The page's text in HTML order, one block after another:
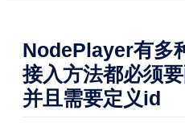
NodePlayer有多
接入方法都必须
并且需要定义id